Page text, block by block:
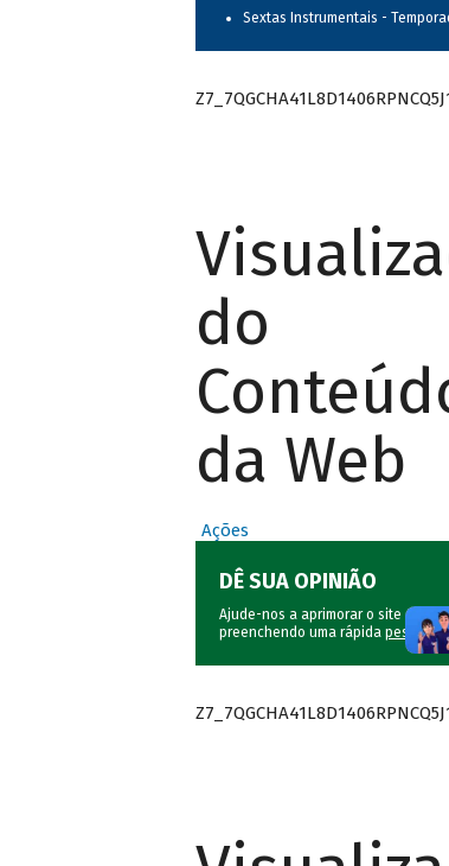
Sextas Instrumentais -
do
da Web
Ações
DÊ SUA OPINIÃO
Ajude-nos a aprimorar o site do
preenchendo uma rápida pesquisa.